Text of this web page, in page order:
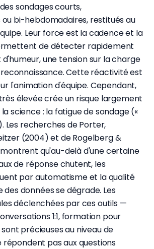
sondages courts,
bi-hebdomadaires, restitués au
Leur force est la cadence et la
de détecter rapidement
une tension sur la charge
Cette réactivité est
l'animation d'équipe. Cependant,
élevée crée un risque largement
science : la fatigue de sondage («
Les recherches de Porter,
(2004) et de Rogelberg &
qu'au-delà d'une certaine
de réponse chutent, les
par automatisme et la qualité
données se dégrade. Les
déclenchées par ces outils —
1:1, formation pour
précieuses au niveau de
répondent pas aux questions